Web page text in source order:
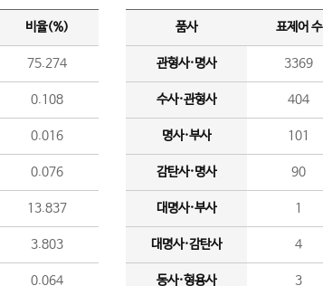
비율(%)
75.274
0.108
0.016
0.076
13.837
3.803
0.064
품사 표제어 수
관형사·명사 3369
수사·관형사 404
명사·부사 101
감탄사·명사 90
대명사·부사 1
대명사·감탄사 4
동사·형용사 3